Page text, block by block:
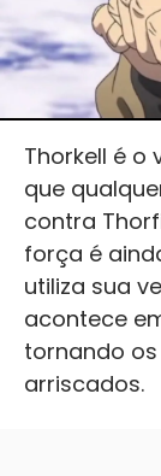
Thorkell é o
que
contra
força é
utiliza sua
acontece
tornando
arriscados.